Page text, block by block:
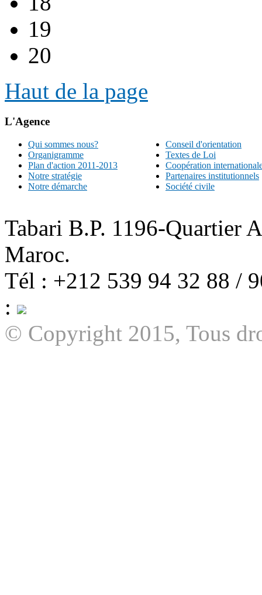
19
20
Haut de la page
L'Agence
Qui sommes nous?
Organigramme
Plan d'action 2011-2013
Notre stratégie
Notre démarche
Conseil d'orientation
Textes de Loi
Coopération
Partenaires institutionnels
Société civile
Tabari B.P. 1196-Quartier
Maroc.
Tél : +212 539 94 32 88 /
:
© Copyright 2015, Tous